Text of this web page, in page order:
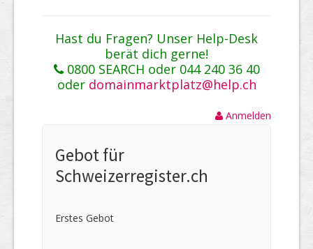
Hast du Fragen? Unser Help-Desk
berät dich gerne!
0800 SEARCH oder 044 240 36 40
oder domainmarktplatz@help.ch
Anmelden
Gebot für
Schweizerregister.ch
Erstes Gebot